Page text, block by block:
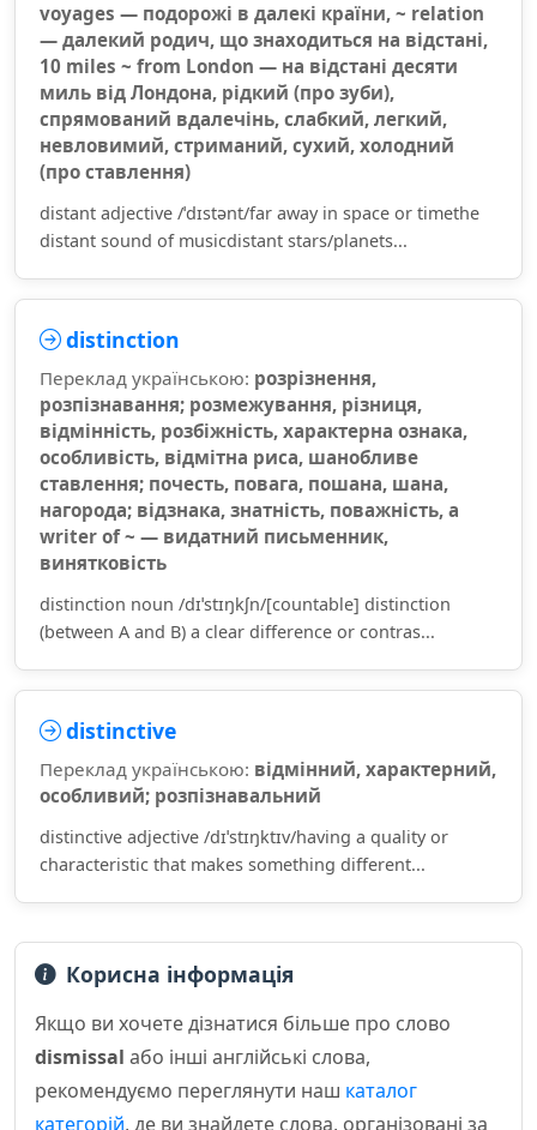
voyages — подорожі в далекі країни, ~ relation
— далекий родич, що знаходиться на відстані,
10 miles ~ from London — на відстані десяти
миль від Лондона, рідкий (про зуби),
спрямований вдалечінь, слабкий, легкий,
невловимий, стриманий, сухий, холодний
(про ставлення)
distant adjective /ˈdɪstənt/far away in space or timethe
distant sound of musicdistant stars/planets...
distinction
Переклад українською: розрізнення,
розпізнавання; розмежування, різниця,
відмінність, розбіжність, характерна ознака,
особливість, відмітна риса, шанобливе
ставлення; почесть, повага, пошана, шана,
нагорода; відзнака, знатність, поважність, a
writer of ~ — видатний письменник,
винятковість
distinction noun /dɪˈstɪŋkʃn/[countable] distinction
(between A and B) a clear difference or contras...
distinctive
Переклад українською: відмінний, характерний,
особливий; розпізнавальний
distinctive adjective /dɪˈstɪŋktɪv/having a quality or
characteristic that makes something different...
Корисна інформація
Якщо ви хочете дізнатися більше про слово
dismissal або інші англійські слова,
рекомендуємо переглянути наш каталог
категорій, де ви знайдете слова, організовані за